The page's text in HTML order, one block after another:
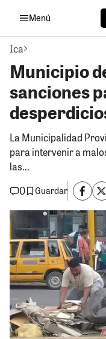
Menú
Ica
Municipio
sanciones
La Municipalidad
para intervenir a
las...
0
Guardar